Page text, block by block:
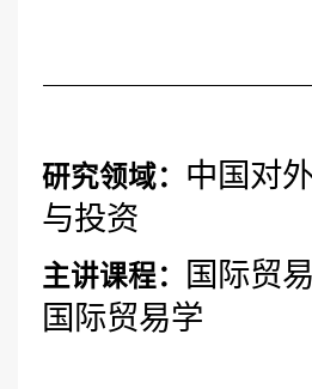
研究领域： 中国对
与投资
主讲课程：
国际贸
国际贸易学